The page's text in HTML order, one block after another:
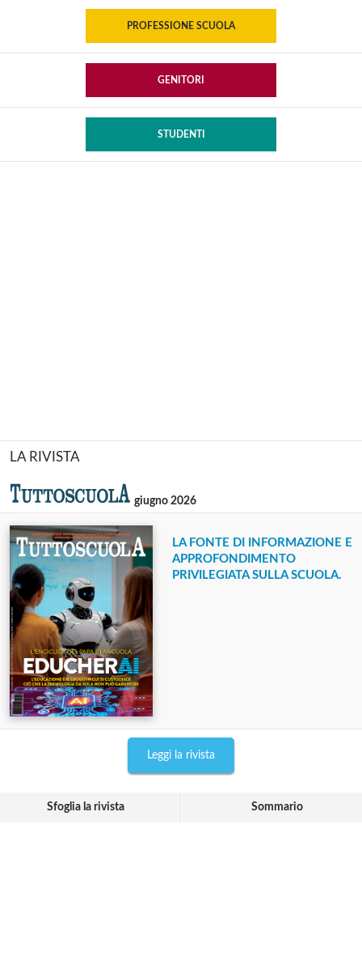
PROFESSIONE SCUOLA
GENITORI
STUDENTI
LA RIVISTA
giugno 2026
LA FONTE DI INFORMAZIONE E
APPROFONDIMENTO
PRIVILEGIATA SULLA SCUOLA.
Leggi la rivista
Sfoglia la rivista Sommario